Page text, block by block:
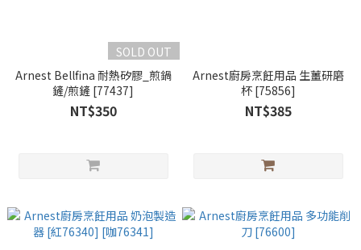
SOLD OUT
Arnest Bellfina 耐熱矽膠_煎鍋
鏟/煎鏟 [77437]
NT$350
Arnest廚房烹飪用品 生薑研磨
杯 [75856]
NT$385